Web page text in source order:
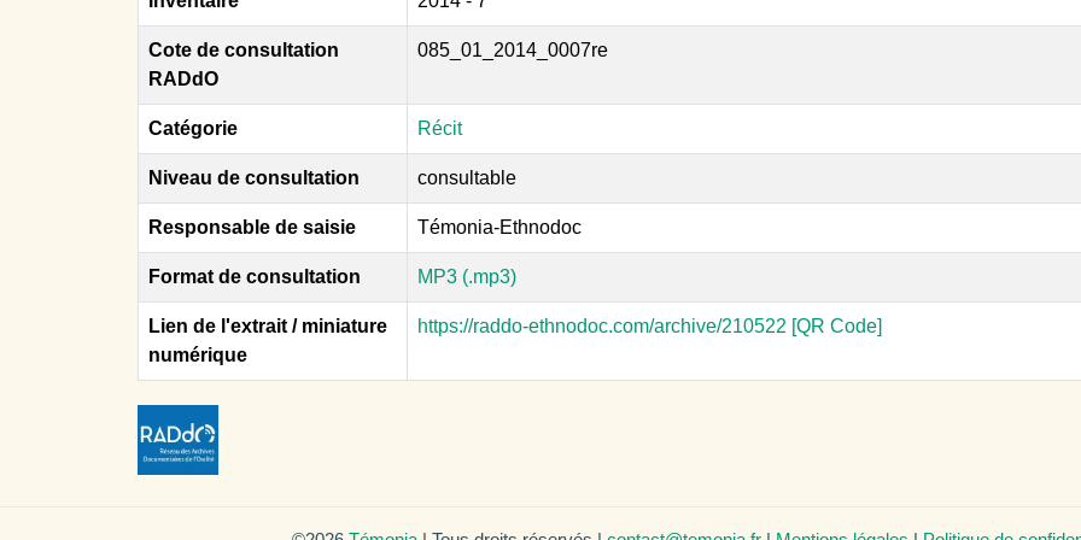
Cote de consultation
RADdO
085_01_2014_0007re
Catégorie Récit
Niveau de consultation consultable
Responsable de saisie Témonia-Ethnodoc
Format de consultation MP3 (.mp3)
Lien de l'extrait / miniature
numérique
https://raddo-ethnodoc.com/archive/210522 [QR Code]